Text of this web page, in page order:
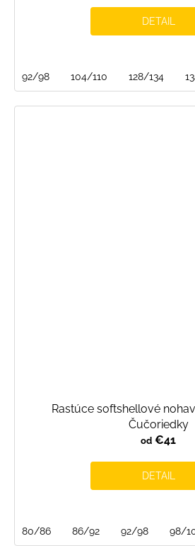
DETAIL
92/98 104/110 128/134
Rastúce softshellové
Čučoriedky
od €41
DETAIL
80/86 86/92 92/98 98/